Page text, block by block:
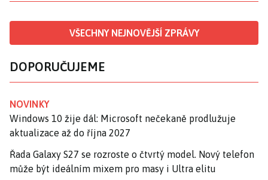
VŠECHNY NEJNOVĚJŠÍ ZPRÁVY
DOPORUČUJEME
NOVINKY
Windows 10 žije dál: Microsoft nečekaně prodlužuje
aktualizace až do října 2027
Řada Galaxy S27 se rozroste o čtvrtý model. Nový telefon
může být ideálním mixem pro masy i Ultra elitu